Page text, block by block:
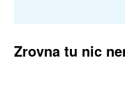
Zrovna tu nic